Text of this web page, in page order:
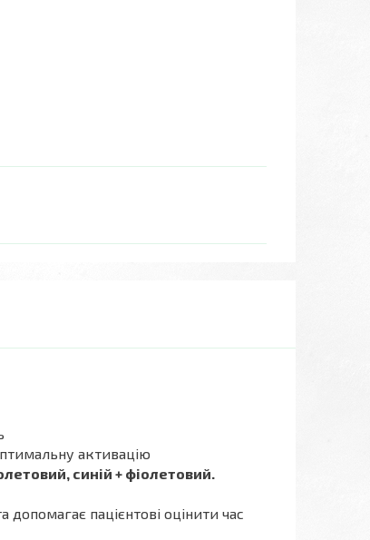
активацію
синій + фіолетовий.
пацієнтові оцінити час